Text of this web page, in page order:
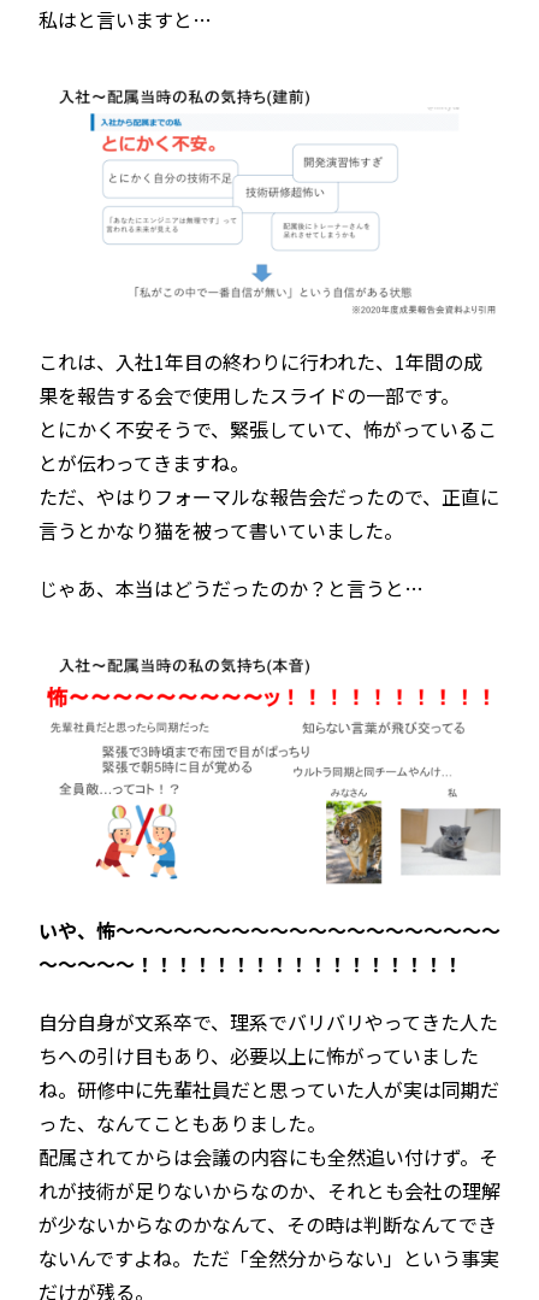
私はと言いますと…
これは、入社1年目の終わりに行われた、1年間の成
果を報告する会で使用したスライドの一部です。
とにかく不安そうで、緊張していて、怖がっているこ
とが伝わってきますね。
ただ、やはりフォーマルな報告会だったので、正直に
言うとかなり猫を被って書いていました。
じゃあ、本当はどうだったのか？と言うと…
いや、怖～～～～～～～～～～～～～～～～～～～～
～～～～～！！！！！！！！！！！！！！！！！
自分自身が文系卒で、理系でバリバリやってきた人た
ちへの引け目もあり、必要以上に怖がっていました
ね。研修中に先輩社員だと思っていた人が実は同期だ
った、なんてこともありました。
配属されてからは会議の内容にも全然追い付けず。そ
れが技術が足りないからなのか、それとも会社の理解
が少ないからなのかなんて、その時は判断なんてでき
ないんですよね。ただ「全然分からない」という事実
だけが残る。